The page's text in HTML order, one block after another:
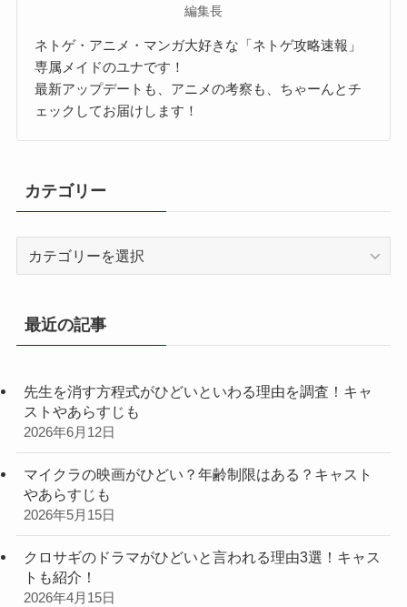
編集長
ネトゲ・アニメ・マンガ大好きな「ネトゲ攻略速報」
専属メイドのユナです！
最新アップデートも、アニメの考察も、ちゃーんとチ
ェックしてお届けします！
カテゴリー
リ
最近の記事
先生を消す方程式がひどいといわる理由を調査！キャ
ストやあらすじも
2026年6月12日
マイクラの映画がひどい？年齢制限はある？キャスト
やあらすじも
2026年5月15日
クロサギのドラマがひどいと言われる理由3選！キャス
トも紹介！
2026年4月15日